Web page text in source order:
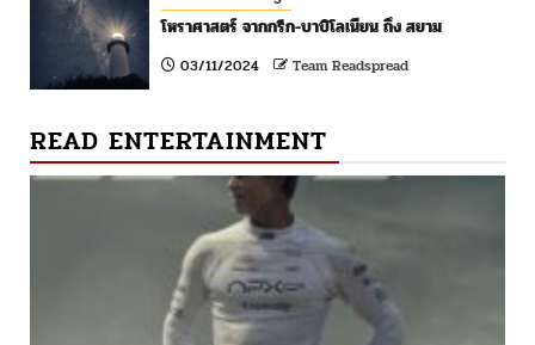
โหราศาสตร์ จากกรีก-บาบิโลเนียน ถึง สยาม
03/11/2024 Team Readspread
READ ENTERTAINMENT